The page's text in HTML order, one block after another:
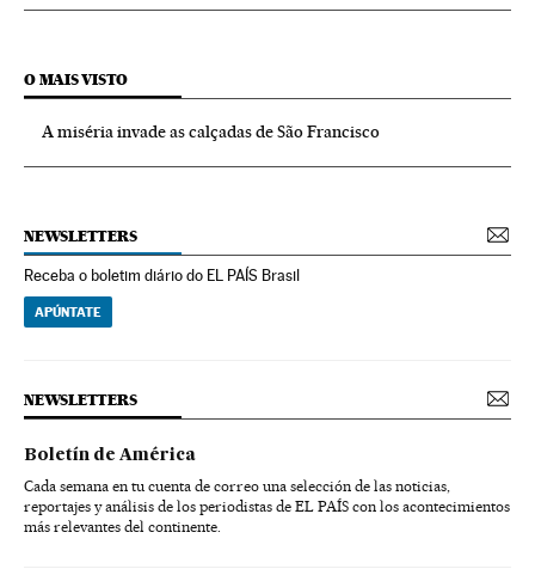
O MAIS VISTO
A miséria invade as calçadas de São Francisco
NEWSLETTERS
Receba o boletim diário do EL PAÍS Brasil
APÚNTATE
NEWSLETTERS
Boletín de América
Cada semana en tu cuenta de correo una selección de las noticias,
reportajes y análisis de los periodistas de EL PAÍS con los acontecimientos
más relevantes del continente.